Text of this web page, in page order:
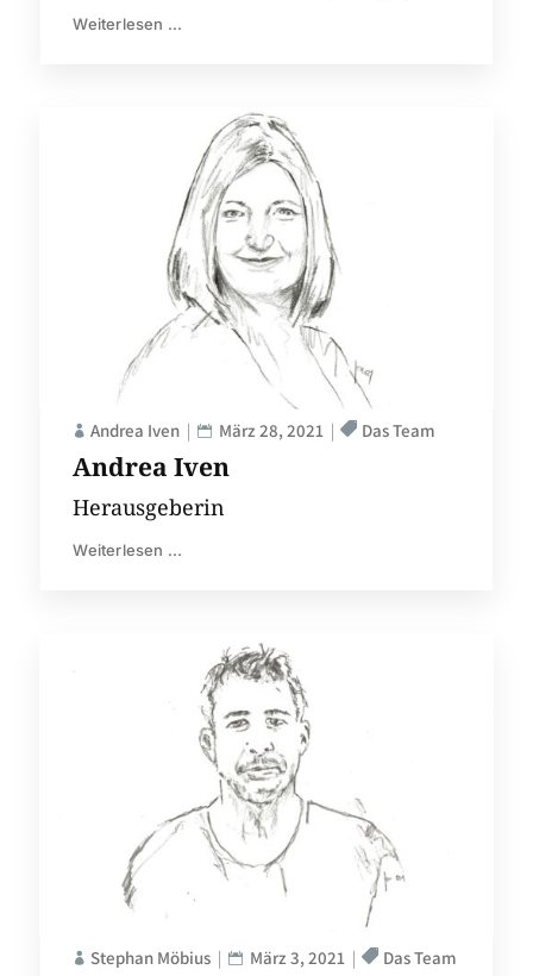
Weiterlesen ...
Andrea Iven
Andrea Iven März 28, 2021 Das Team
Herausgeberin
Weiterlesen ...
Stephan Möbius März 3, 2021 Das Team